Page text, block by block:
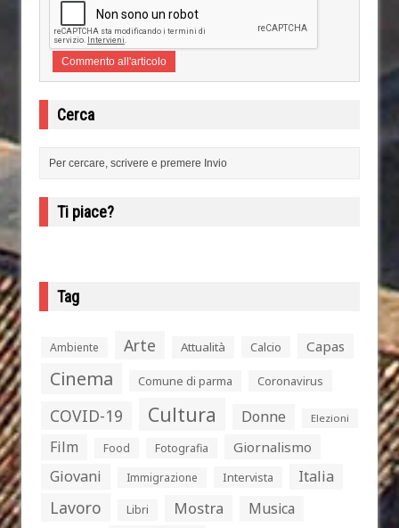
Cerca
Ti piace?
Tag
Ambiente Arte Attualità Calcio Capas
Cinema Comune di parma Coronavirus
COVID-19 Cultura Donne Elezioni
Film Food Fotografia Giornalismo
Giovani Immigrazione Intervista Italia
Lavoro Libri Mostra Musica